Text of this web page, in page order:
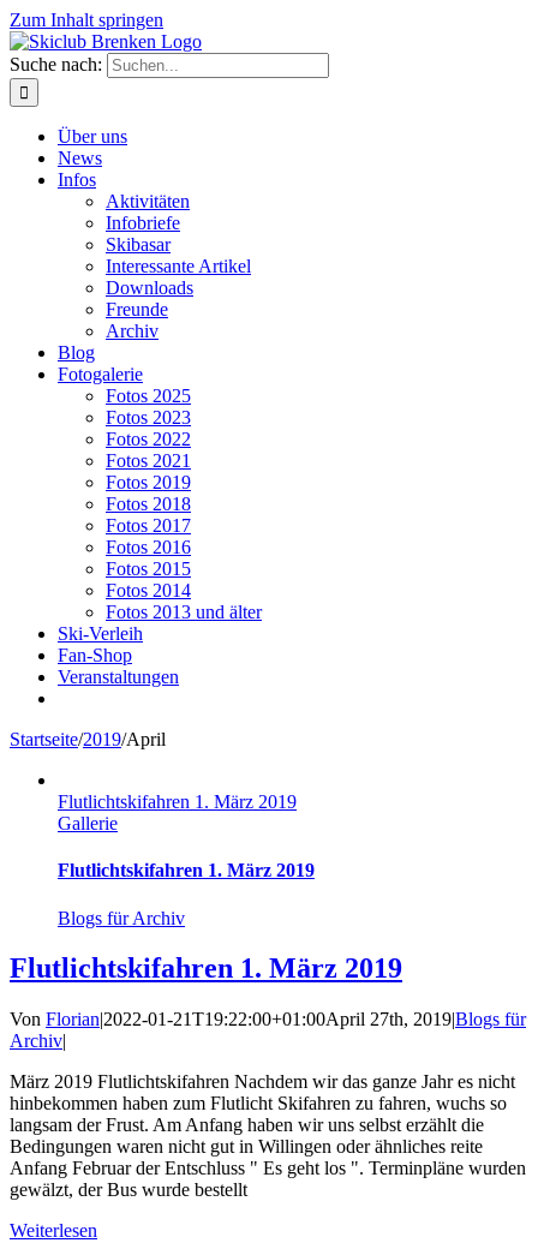
Zum Inhalt springen
Suche nach:
Über uns
News
Infos
Aktivitäten
Infobriefe
Skibasar
Interessante Artikel
Downloads
Freunde
Archiv
Blog
Fotogalerie
Fotos 2025
Fotos 2023
Fotos 2022
Fotos 2021
Fotos 2019
Fotos 2018
Fotos 2017
Fotos 2016
Fotos 2015
Fotos 2014
Fotos 2013 und älter
Ski-Verleih
Fan-Shop
Veranstaltungen
Startseite/2019/April
Flutlichtskifahren 1. März 2019
Gallerie
Flutlichtskifahren 1. März 2019
Blogs für Archiv
Flutlichtskifahren 1. März 2019
Von Florian|2022-01-21T19:22:00+01:00April 27th, 2019|Blogs für
Archiv|
März 2019 Flutlichtskifahren Nachdem wir das ganze Jahr es nicht
hinbekommen haben zum Flutlicht Skifahren zu fahren, wuchs so
langsam der Frust. Am Anfang haben wir uns selbst erzählt die
Bedingungen waren nicht gut in Willingen oder ähnliches reite
Anfang Februar der Entschluss " Es geht los ". Terminpläne wurden
gewälzt, der Bus wurde bestellt
Weiterlesen